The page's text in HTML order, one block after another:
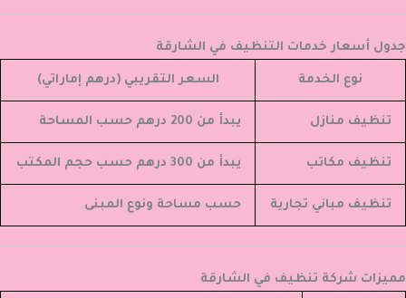
جدول أسعار خدمات التنظيف في الشارقة
نوع الخدمة السعر التقريبي (درهم إماراتي)
تنظيف منازل يبدأ من 200 درهم حسب المساحة
تنظيف مكاتب يبدأ من 300 درهم حسب حجم المكتب
تنظيف مباني تجارية حسب مساحة ونوع المبنى
مميزات شركة تنظيف في الشارقة